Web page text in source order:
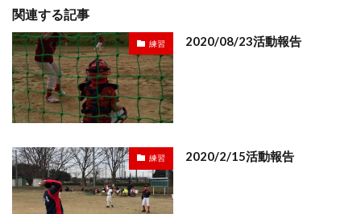
関連する記事
練習 2020/08/23活動報告
練習 2020/2/15活動報告